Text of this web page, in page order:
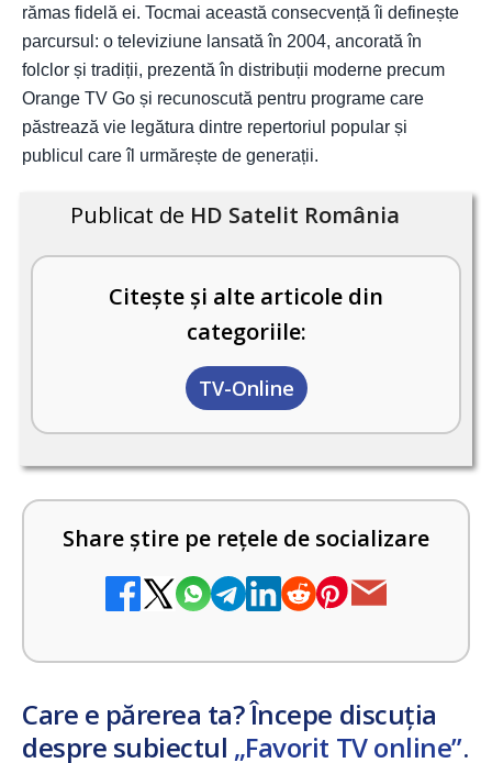
rămas fidelă ei. Tocmai această consecvență îi definește
parcursul: o televiziune lansată în 2004, ancorată în
folclor și tradiții, prezentă în distribuții moderne precum
Orange TV Go și recunoscută pentru programe care
păstrează vie legătura dintre repertoriul popular și
publicul care îl urmărește de generații.
Publicat de HD Satelit România
Citește și alte articole din
categoriile:
TV-Online
Share știre pe rețele de socializare
Care e părerea ta? Începe discuția
despre subiectul „Favorit TV online”.